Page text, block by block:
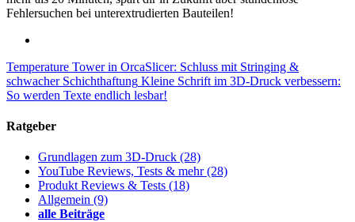
Fehlersuchen bei unterextrudierten Bauteilen!
Temperature Tower in OrcaSlicer: Schluss mit Stringing &
schwacher Schichthaftung Kleine Schrift im 3D-Druck verbessern:
So werden Texte endlich lesbar!
Ratgeber
Grundlagen zum 3D-Druck (28)
YouTube Reviews, Tests & mehr(28)
Produkt Reviews & Tests (18)
Allgemein (9)
alle Beiträge